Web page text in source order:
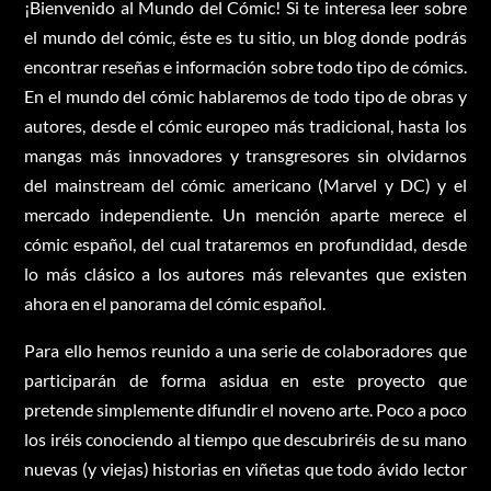
¡Bienvenido al Mundo del Cómic! Si te interesa leer sobre
el mundo del cómic, éste es tu sitio, un blog donde podrás
encontrar reseñas e información sobre todo tipo de cómics.
En el mundo del cómic hablaremos de todo tipo de obras y
autores, desde el cómic europeo más tradicional, hasta los
mangas más innovadores y transgresores sin olvidarnos
del mainstream del cómic americano (Marvel y DC) y el
mercado independiente. Un mención aparte merece el
cómic español, del cual trataremos en profundidad, desde
lo más clásico a los autores más relevantes que existen
ahora en el panorama del cómic español.
Para ello hemos reunido a una serie de colaboradores que
participarán de forma asidua en este proyecto que
pretende simplemente difundir el noveno arte. Poco a poco
los iréis conociendo al tiempo que descubriréis de su mano
nuevas (y viejas) historias en viñetas que todo ávido lector